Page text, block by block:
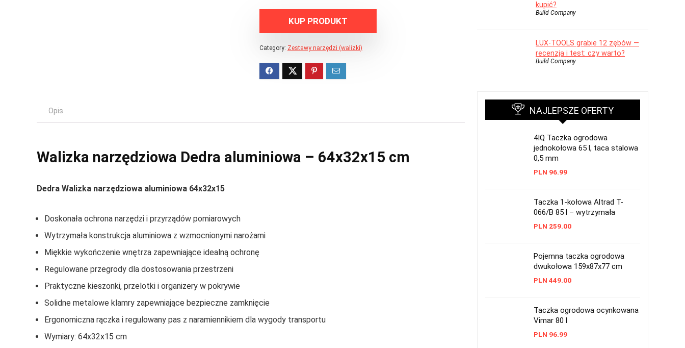
KUP PRODUKT
Category: Zestawy narzędzi (walizki)
Opis
Walizka narzędziowa Dedra aluminiowa – 64x32x15 cm
Dedra Walizka narzędziowa aluminiowa 64x32x15
Doskonała ochrona narzędzi i przyrządów pomiarowych
Wytrzymała konstrukcja aluminiowa z wzmocnionymi narożami
Miękkie wykończenie wnętrza zapewniające idealną ochronę
Regulowane przegrody dla dostosowania przestrzeni
Praktyczne kieszonki, przelotki i organizery w pokrywie
Solidne metalowe klamry zapewniające bezpieczne zamknięcie
Ergonomiczna rączka i regulowany pas z naramiennikiem dla wygody transportu
Wymiary: 64x32x15 cm
kupić?
Build Company
LUX-TOOLS grabie 12 zębów —
recenzja i test: czy warto?
Build Company
NAJLEPSZE OFERTY
4IQ Taczka ogrodowa
jednokołowa 65 l, taca stalowa
0,5 mm
PLN 96.99
Taczka 1-kołowa Altrad T-
066/B 85 l – wytrzymała
PLN 259.00
Pojemna taczka ogrodowa
dwukołowa 159x87x77 cm
PLN 449.00
Taczka ogrodowa ocynkowana
Vimar 80 l
PLN 96.99